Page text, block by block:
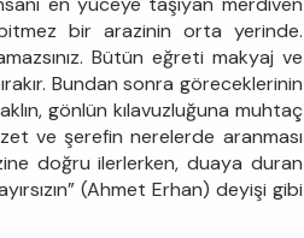
bir arazinin orta yerinde.
Bütün eğreti makyaj ve
Bundan sonra göreceklerinin
gönlün kılavuzluğuna muhtaç
ve şerefin nerelerde aranması
doğru ilerlerken, duaya duran
(Ahmet Erhan) deyişi gibi